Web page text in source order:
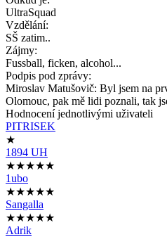
UltraSquad
Vzdělání:
SŠ zatim..
Zájmy:
Fussball, ficken, alcohol...
Podpis pod zprávy:
Miroslav Matušovič: Byl jsem na
Olomouc, pak mě lidi poznali, tak
Hodnocení jednotlivými uživateli
PITRISEK
★
1894 UH
★★★★★
1ubo
★★★★★
Sangalla
★★★★★
Adrik